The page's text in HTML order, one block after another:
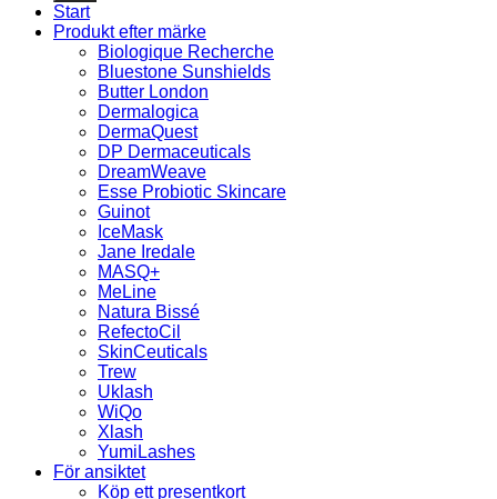
Start
Produkt efter märke
Biologique Recherche
Bluestone Sunshields
Butter London
Dermalogica
DermaQuest
DP Dermaceuticals
DreamWeave
Esse Probiotic Skincare
Guinot
IceMask
Jane Iredale
MASQ+
MeLine
Natura Bissé
RefectoCil
SkinCeuticals
Trew
Uklash
WiQo
Xlash
YumiLashes
För ansiktet
Köp ett presentkort